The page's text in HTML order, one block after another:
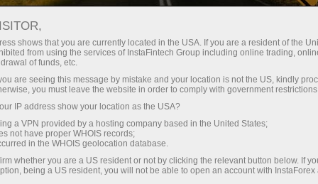
InstaForex के साथ आपको वास्तविक
लीवरेज, मार्केट में बेहतरीन स्प्रेड्स और
कमीशन, और स्टॉक्स व इंडेक्स ट्रेडिंग के लिए
फायदेमंद शर्तें।
हर डिपॉजिट पर
30% बोनस
ट्रेडिंग में
और हाईवे पर गति
shows that you are currently located in the USA. If you are a resident of the
from using the services of InstaFintech Group including online trading,
of funds, etc.
are seeing this message by mistake and your location is not the US, kindly
you must leave the website in order to comply with government
IP address show your location as the USA?
a VPN provided by a hosting company based in the United States;
not have proper WHOIS records;
in the WHOIS geolocation database.
whether you are a US resident or not by clicking the relevant button below. If
being a US resident, you will not be able to open an account with InstaForex